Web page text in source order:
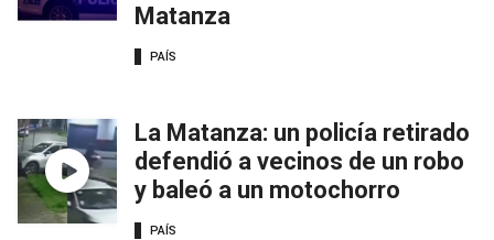
Matanza
PAÍS
La Matanza: un policía retirado
defendió a vecinos de un robo
y baleó a un motochorro
PAÍS